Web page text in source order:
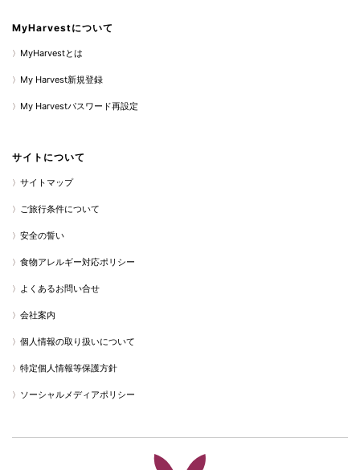
MyHarvestについて
MyHarvestとは
My Harvest新規登録
My Harvestパスワード再設定
サイトについて
サイトマップ
ご旅行条件について
安全の誓い
食物アレルギー対応ポリシー
よくあるお問い合せ
会社案内
個人情報の取り扱いについて
特定個人情報等保護方針
ソーシャルメディアポリシー